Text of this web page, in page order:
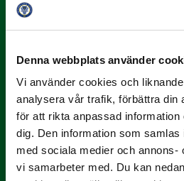
Denna webbplats använder
Vi använder cookies och
analysera vår trafik, förbättra din
för att rikta anpassad
dig. Den information som
med sociala medier och annons-
vi samarbeter med. Du kan
"Vilken…
9 JULI
Han gjorde Månadens